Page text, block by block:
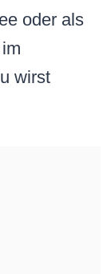
oder als
wirst